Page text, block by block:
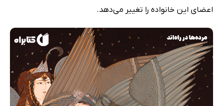
اعضای این خانواده را تغییر می‌دهد.